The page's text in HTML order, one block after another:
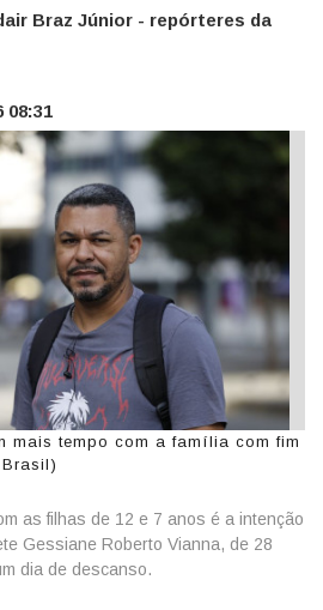
Braz Júnior - repórteres da
08:31
mais tempo com a família com fim
as filhas de 12 e 7 anos é a intenção
Gessiane Roberto Vianna, de 28
dia de descanso.